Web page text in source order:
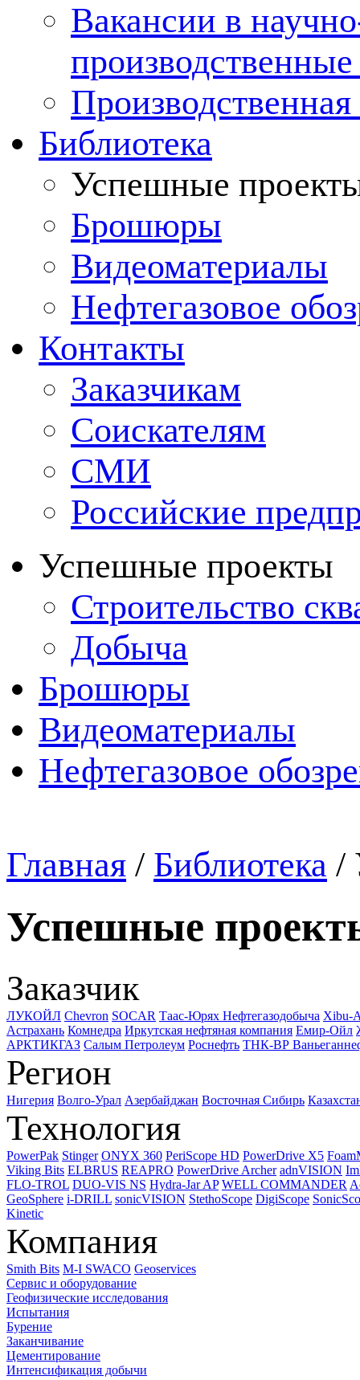
Вакансии в
Производственная
Библиотека
Успешные
Брошюры
Видеоматериалы
Нефтегазовое
Контакты
Заказчикам
Соискателям
СМИ
Российские
Успешные проекты
Строительство
Добыча
Брошюры
Видеоматериалы
Нефтегазовое
Главная / Библиотека /
Успешные
Заказчик
ЛУКОЙЛ Chevron SOCAR Таас-Юрях Нефтегазодобыча Xibu-
Астрахань Комнедра Иркутская нефтяная компания Емир-Ойл
АРКТИКГАЗ Салым Петролеум Роснефть ТНК-ВР
Регион
Нигерия Волго-Урал Азербайджан Восточная Сибирь
Технология
PowerPak Stinger ONYX 360 PeriScope HD PowerDrive X5
Viking Bits ELBRUS REAPRO PowerDrive Archer adnVISION
FLO-TROL DUO-VIS NS Hydra-Jar AP WELL COMMANDER
GeoSphere i-DRILL sonicVISION StethoScope DigiScope
Kinetic
Компания
Smith Bits M-I SWACO Geoservices
Сервис и оборудование
Геофизические исследования
Испытания
Бурение
Заканчивание
Цементирование
Интенсификация добычи